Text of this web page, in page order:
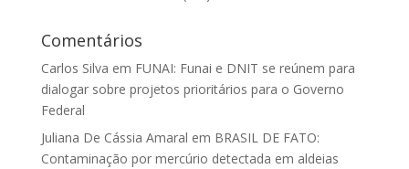
Comentários
Carlos Silva em FUNAI: Funai e DNIT se reúnem para
dialogar sobre projetos prioritários para o Governo
Federal
Juliana De Cássia Amaral em BRASIL DE FATO:
Contaminação por mercúrio detectada em aldeias